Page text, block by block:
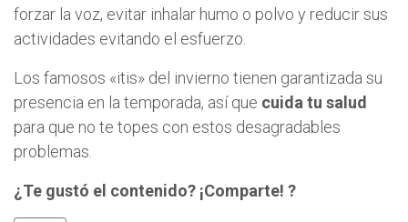
forzar la voz, evitar inhalar humo o polvo y reducir sus
actividades evitando el esfuerzo.
Los famosos «itis» del invierno tienen garantizada su
presencia en la temporada, así que cuida tu salud
para que no te topes con estos desagradables
problemas.
¿Te gustó el contenido? ¡Comparte! ?